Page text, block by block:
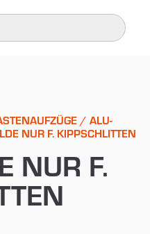
/ ALU-
NUR F. KIPPSCHLITTEN
NUR F.